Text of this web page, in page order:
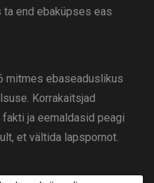
end ebaküpses eas
mitmes ebaseaduslikus
Korrakaitsjad
ja eemaldasid peagi
et vältida lapspornot.